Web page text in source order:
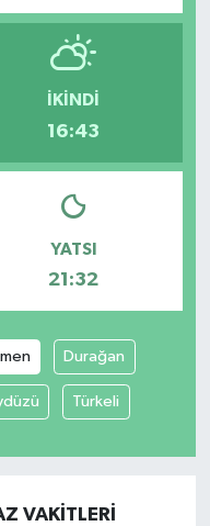
İKINDI
16:43
YATSI
21:32
Durağan
Türkeli
VAKITLERI